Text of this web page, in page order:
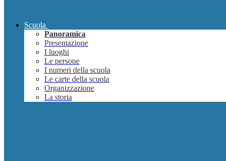
Scuola
Panoramica
Presentazione
I luoghi
Le persone
I numeri della scuola
Le carte della scuola
Organizzazione
La storia